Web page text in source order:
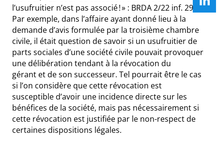
l’usufruitier n’est pas associé ! » : BRDA 2/22 inf. 29
Par exemple, dans l’affaire ayant donné lieu à la
demande d’avis formulée par la troisième chambre
civile, il était question de savoir si un usufruitier de
parts sociales d’une société civile pouvait provoquer
une délibération tendant à la révocation du
gérant et de son successeur. Tel pourrait être le cas
si l’on considère que cette révocation est
susceptible d’avoir une incidence directe sur les
bénéfices de la société, mais pas nécessairement si
cette révocation est justifiée par le non-respect de
certaines dispositions légales.